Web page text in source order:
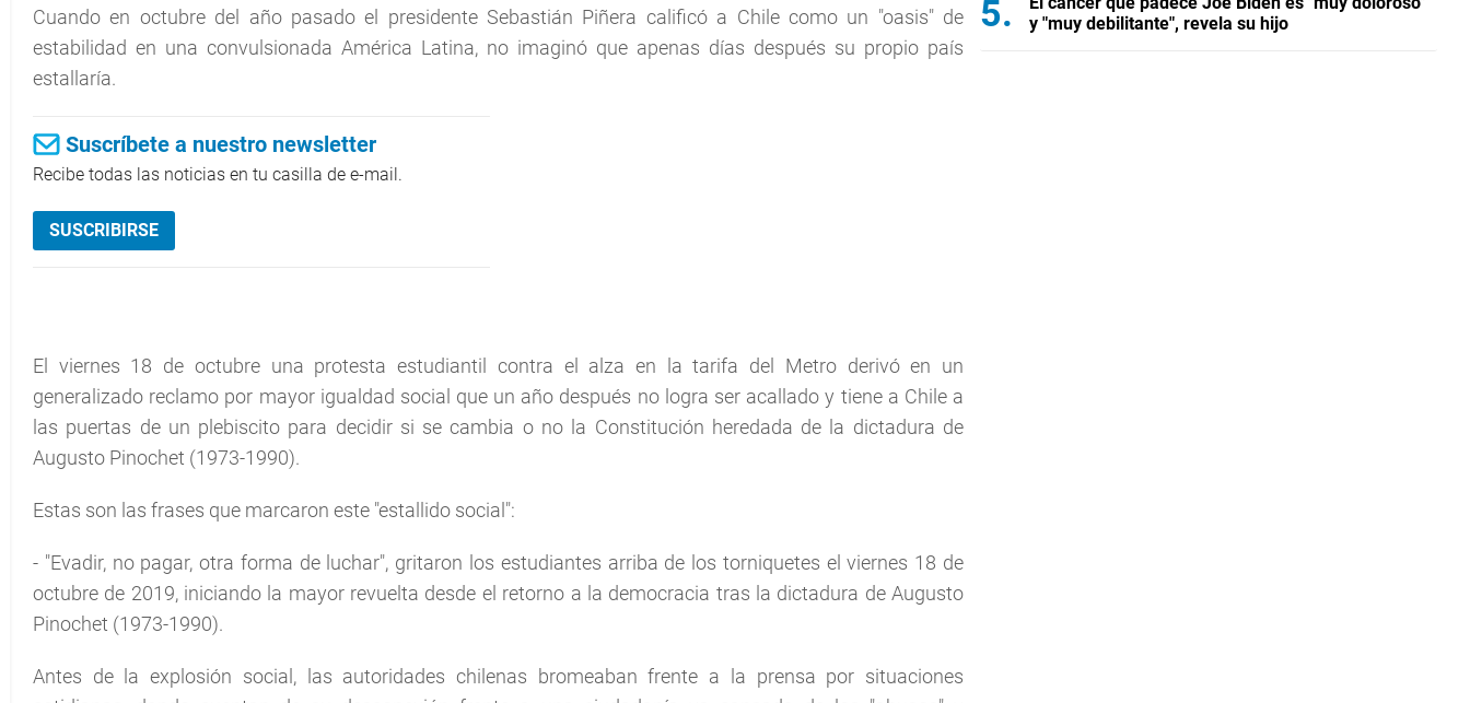
Cuando en octubre del año pasado el presidente Sebastián Piñera calificó a Chile como un "oasis" de
estabilidad en una convulsionada América Latina, no imaginó que apenas días después su propio país
estallaría.
Suscríbete a nuestro newsletter
Recibe todas las noticias en tu casilla de e-mail.
SUSCRIBIRSE
El viernes 18 de octubre una protesta estudiantil contra el alza en la tarifa del Metro derivó en un
generalizado reclamo por mayor igualdad social que un año después no logra ser acallado y tiene a Chile a
las puertas de un plebiscito para decidir si se cambia o no la Constitución heredada de la dictadura de
Augusto Pinochet (1973-1990).
Estas son las frases que marcaron este "estallido social":
- "Evadir, no pagar, otra forma de luchar", gritaron los estudiantes arriba de los torniquetes el viernes 18 de
octubre de 2019, iniciando la mayor revuelta desde el retorno a la democracia tras la dictadura de Augusto
Pinochet (1973-1990).
Antes de la explosión social, las autoridades chilenas bromeaban frente a la prensa por situaciones
y "muy debilitante", revela su hijo